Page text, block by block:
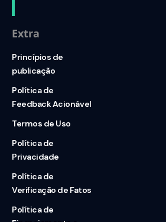
Extra
Princípios de
publicação
Política de
Feedback Acionável
Termos de Uso
Política de
Privacidade
Política de
Verificação de Fatos
Política de